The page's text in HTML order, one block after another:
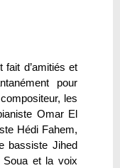
d’amitiés et
pour
les
Omar El
Hédi Fahem,
bassiste Jihed
Soua et la voix